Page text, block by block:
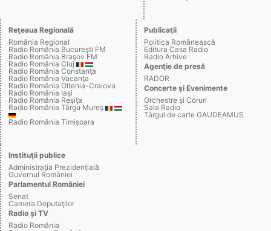
Reţeaua Regională
România Regional
Radio România Bucureşti FM
Radio România Braşov FM
Radio România Cluj
Radio România Constanţa
Radio România Vacanţa
Radio România Oltenia-Craiova
Radio România Iaşi
Radio România Reşiţa
Radio România Târgu Mureş
Radio România Timişoara
Publicaţii
Politica Românească
Editura Casa Radio
Radio Arhive
Agenţie de presă
RADOR
Concerte şi Evenimente
Orchestre şi Coruri
Sala Radio
Târgul de carte GAUDEAMUS
Instituţii publice
Administraţia Prezidenţială
Guvernul României
Parlamentul României
Senat
Camera Deputaţilor
Radio şi TV
Radio România